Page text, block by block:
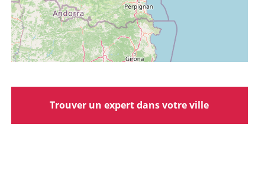
Trouver un expert dans votre ville